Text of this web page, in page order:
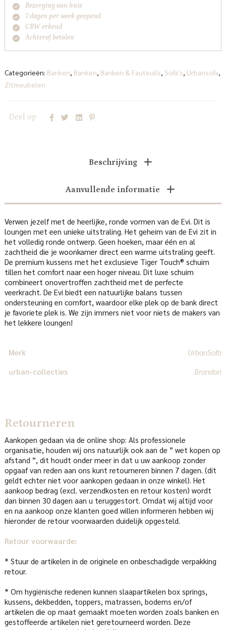
Bezorging aan huis
7 dagen per week geopend
CBW erkend
Achteraf betalen
Categorieën: Banken Banken Banken & Fauteuils Sofa's Urbansofa
Zitmeubelen
Deel op
Beschrijving
Aanvullende informatie
Verwen jezelf met de heerlijke, ronde vormen van de Evi. Dit is
loungen met een unieke uitstraling. Het geheim van de Evi zit in
het volledig ronde ontwerp. Geen hoeken, maar één en al
zachtheid die je woonkamer direct een warme uitstraling geeft.
De premium kussens met het exclusieve Tiger Touch® schuim
tillen het comfort naar een hoger niveau. Dit luxe schuim
combineert onovertroffen zachtheid met de perfecte
veerkracht. De Evi biedt een natuurlijke balans tussen
ondersteuning en comfort, waardoor elke plek op de bank direct
je favoriete plek is. We zijn immers niet voor niets de makers van
het lekkere loungen!
Merk
UrbanSofa
urban-collecties
Brandon
Retourneren
Aankopen gedaan via de online shop: Als professionele
organisatie, houden wij ons natuurlijk ook aan de ” wet kopen op
afstand ”, dit houdt onder meer in dat u uw aankoop zonder
opgaaf van reden aan ons kunt retourneren binnen 7 dagen. (dit
geldt echter niet voor aankopen gedaan in onze winkel). Het
aankoop bedrag (excl. verzendkosten en retour kosten) wordt
dan binnen 30 dagen aan u teruggestort. Omdat wij altijd voor
en na aankoop onze klanten goed willen informeren hebben wij
hieronder de retour voorwaarden duidelijk opgesteld.
Retour voorwaarde:
* Stuur de artikelen in de originele en onbeschadigde verpakking
retour.
* Om hygiënische redenen kunnen slaapartikelen box springs,
kussens, dekbedden, toppers, matrassen, bodems en/of
artikelen die op maat gemaakt moeten worden zoals banken en
gestoffeerde artikelen niet geretourneerd worden. Deze